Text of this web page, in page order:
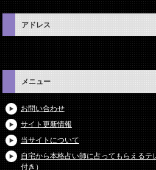
アドレス
メニュー
お問い合わせ
サイト更新情報
当サイトについて
自宅から本格占い師に占ってもらえる
付き）